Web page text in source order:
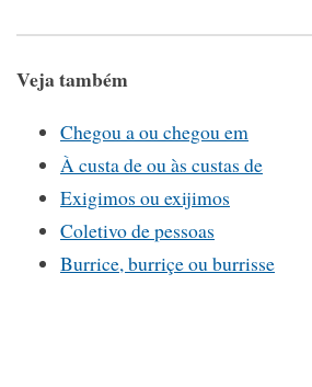
Veja também
Chegou a ou chegou em
À custa de ou às custas de
Exigimos ou exijimos
Coletivo de pessoas
Burrice, burriçe ou burrisse